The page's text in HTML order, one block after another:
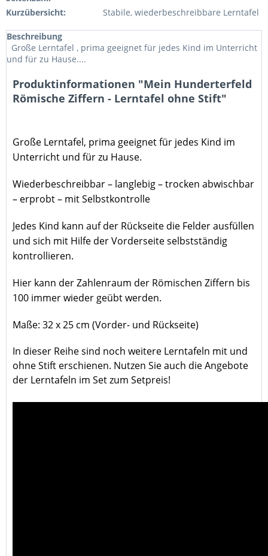
Kurzübersicht:
Stabile, wiederbeschreibbare Lerntafel
Beschreibung
Große Lerntafel , prima geeignet für jedes Kind im Unterricht
und für zu Hause....
Produktinformationen "Mein Hunderterfeld
Römische Ziffern - Lerntafel ohne Stift"
Große Lerntafel, prima geeignet für jedes Kind im
Unterricht und für zu Hause.
Wiederbeschreibbar – langlebig – trocken abwischbar
– erprobt – mit Selbstkontrolle
Jedes Kind kann auf der Rückseite die Felder ausfüllen
und sich mit Hilfe der Vorderseite selbstständig
kontrollieren.
Hier kann der Zahlenraum der Römischen Ziffern bis
100 immer wieder geübt werden.
Maße: 32 x 25 cm (Vorder- und Rückseite)
In dieser Reihe sind noch weitere Lerntafeln mit und
ohne Stift erschienen. Nutzen Sie auch die Angebote
der Lerntafeln im Set zum Setpreis!